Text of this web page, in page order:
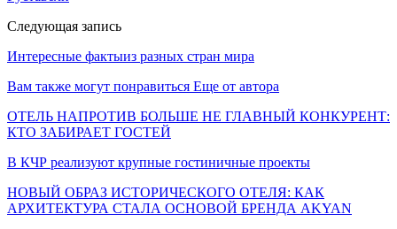
Следующая запись
Интересные фактыиз разных стран мира
Вам также могут понравиться Еще от автора
ОТЕЛЬ НАПРОТИВ БОЛЬШЕ НЕ ГЛАВНЫЙ КОНКУРЕНТ:
КТО ЗАБИРАЕТ ГОСТЕЙ
В КЧР реализуют крупные гостиничные проекты
НОВЫЙ ОБРАЗ ИСТОРИЧЕСКОГО ОТЕЛЯ: КАК
АРХИТЕКТУРА СТАЛА ОСНОВОЙ БРЕНДА AKYAN